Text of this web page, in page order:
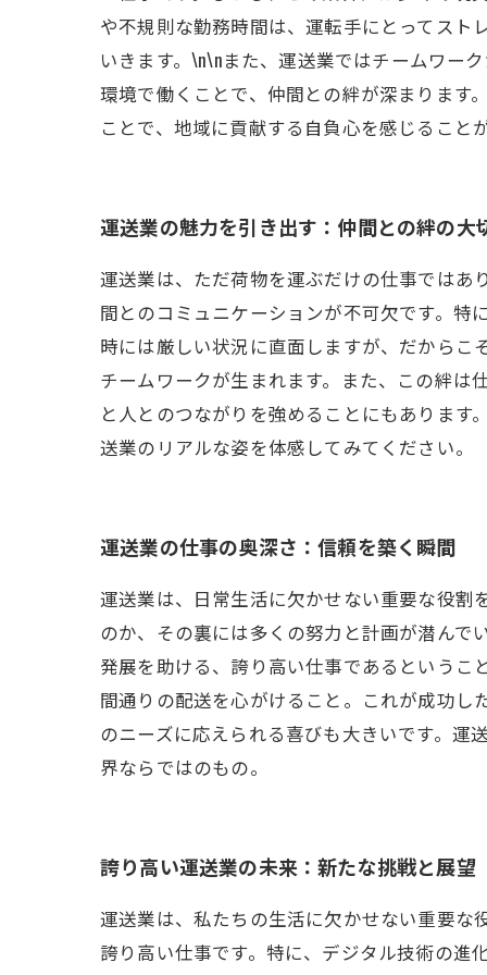
や不規則な勤務時間は、運転手にとってス
いきます。\n\nまた、運送業ではチームワー
環境で働くことで、仲間との絆が深まります
ことで、地域に貢献する自負心を感じるこ
運送業の魅力を引き出す：仲間との絆の大
運送業は、ただ荷物を運ぶだけの仕事ではあ
間とのコミュニケーションが不可欠です。特
時には厳しい状況に直面しますが、だから
チームワークが生まれます。また、この絆は
と人とのつながりを強めることにもありま
送業のリアルな姿を体感してみてください。
運送業の仕事の奥深さ：信頼を築く瞬間
運送業は、日常生活に欠かせない重要な役割
のか、その裏には多くの努力と計画が潜ん
発展を助ける、誇り高い仕事であるという
間通りの配送を心がけること。これが成功
のニーズに応えられる喜びも大きいです。
界ならではのもの。
誇り高い運送業の未来：新たな挑戦と展望
運送業は、私たちの生活に欠かせない重要な
誇り高い仕事です。特に、デジタル技術の進